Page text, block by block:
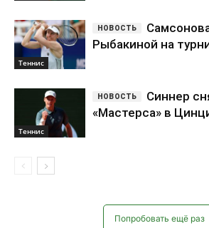
Теннис
Рыбакиной на
Теннис
Синнер
«Мастерса» в
Попробовать ещё раз